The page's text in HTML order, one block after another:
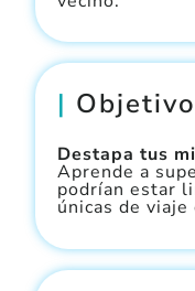
|
Destapa tus
Aprende a
podrían estar
únicas de